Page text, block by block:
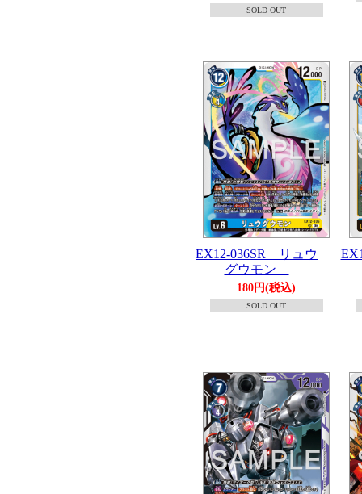
SOLD OUT
EX12-036SR リュウ
グウモン
180円(税込)
SOLD OUT